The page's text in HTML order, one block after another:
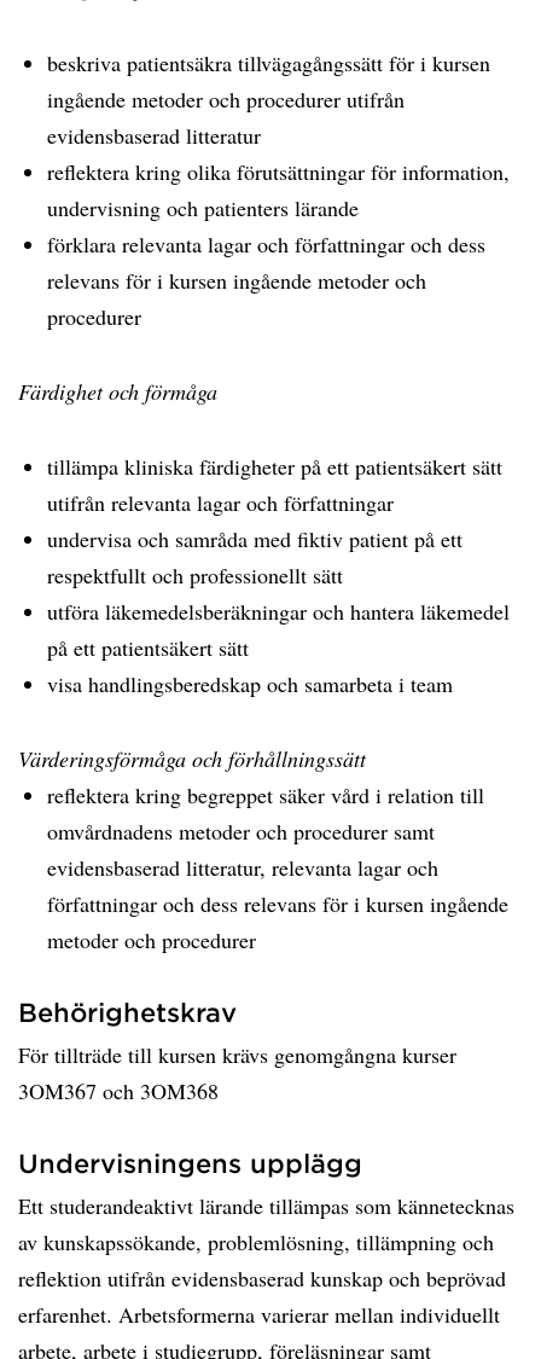
beskriva patientsäkra tillvägagångssätt för i kursen
ingående metoder och procedurer utifrån
evidensbaserad litteratur
reflektera kring olika förutsättningar för information,
undervisning och patienters lärande
förklara relevanta lagar och författningar och dess
relevans för i kursen ingående metoder och
procedurer
Färdighet och förmåga
tillämpa kliniska färdigheter på ett patientsäkert sätt
utifrån relevanta lagar och författningar
undervisa och samråda med fiktiv patient på ett
respektfullt och professionellt sätt
utföra läkemedelsberäkningar och hantera läkemedel
på ett patientsäkert sätt
visa handlingsberedskap och samarbeta i team
Värderingsförmåga och förhållningssätt
reflektera kring begreppet säker vård i relation till
omvårdnadens metoder och procedurer samt
evidensbaserad litteratur, relevanta lagar och
författningar och dess relevans för i kursen ingående
metoder och procedurer
Behörighetskrav
För tillträde till kursen krävs genomgångna kurser
3OM367 och 3OM368
Undervisningens upplägg
Ett studerandeaktivt lärande tillämpas som kännetecknas
av kunskapssökande, problemlösning, tillämpning och
reflektion utifrån evidensbaserad kunskap och beprövad
erfarenhet. Arbetsformerna varierar mellan individuellt
arbete, arbete i studiegrupp, föreläsningar samt